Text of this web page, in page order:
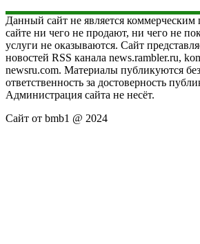
Данный сайт не является
сайте ни чего не продают, ни чего не
услуги не оказываются. Сайт
новостей RSS канала news.rambler.ru,
newsru.com. Материалы публикуются
ответственность за достоверность
Администрация сайта не несёт.
Сайт от bmb1 @ 2024